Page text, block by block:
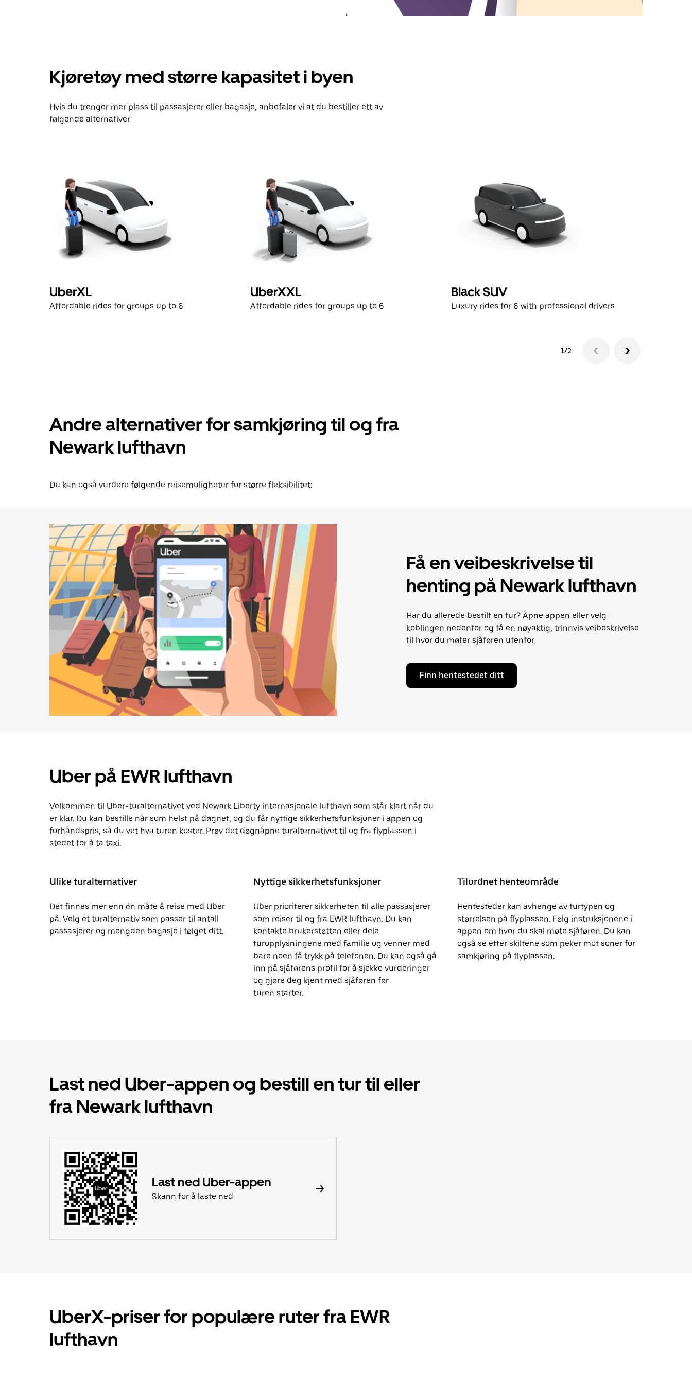
dato.
Trykk
knappen
for
Kjøretøy med større kapasitet i byen
Hvis du trenger mer plass til passasjerer eller bagasje, anbefaler vi at du bestiller ett av
følgende alternativer:
UberXL
Affordable rides for groups up to 6
UberXXL
Affordable rides for groups up to 6
Black SUV
Luxury rides for 6 with professional drivers
1/2
Andre alternativer for samkjøring til og fra
Newark lufthavn
Du kan også vurdere følgende reisemuligheter for større fleksibilitet:
Få en veibeskrivelse til
henting på Newark lufthavn
Har du allerede bestilt en tur? Åpne appen eller velg
koblingen nedenfor og få en nøyaktig, trinnvis veibeskrivelse
til hvor du møter sjåføren utenfor.
Finn hentestedet ditt
Uber på EWR lufthavn
Velkommen til Uber-turalternativet ved Newark Liberty internasjonale lufthavn som står klart når du
er klar. Du kan bestille når som helst på døgnet, og du får nyttige sikkerhetsfunksjoner i appen og
forhåndspris, så du vet hva turen koster. Prøv det døgnåpne turalternativet til og fra flyplassen i
stedet for å ta taxi.
Ulike turalternativer
Det finnes mer enn én måte å reise med Uber
på. Velg et turalternativ som passer til antall
passasjerer og mengden bagasje i følget ditt.
Nyttige sikkerhetsfunksjoner
Uber prioriterer sikkerheten til alle passasjerer
som reiser til og fra EWR lufthavn. Du kan
kontakte brukerstøtten eller dele
turopplysningene med familie og venner med
bare noen få trykk på telefonen. Du kan også gå
inn på sjåførens profil for å sjekke vurderinger
og gjøre deg kjent med sjåføren før
turen starter.
Tilordnet henteområde
Hentesteder kan avhenge av turtypen og
størrelsen på flyplassen. Følg instruksjonene i
appen om hvor du skal møte sjåføren. Du kan
også se etter skiltene som peker mot soner for
samkjøring på flyplassen.
Last ned Uber-appen og bestill en tur til eller
fra Newark lufthavn
Last ned Uber-appen
Skann for å laste ned
UberX-priser for populære ruter fra EWR
lufthavn